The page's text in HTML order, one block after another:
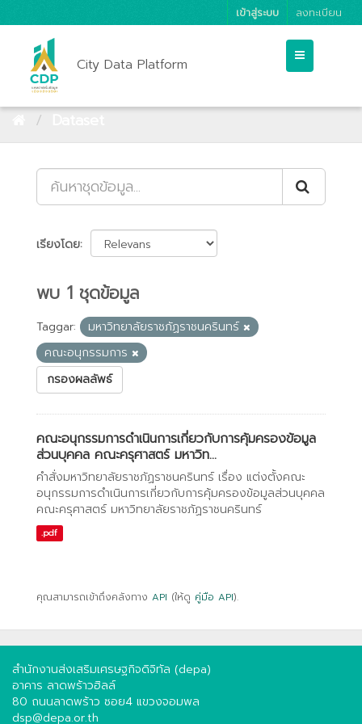
เข้าสู่ระบบ ลงทะเบียน
City Data Platform
เรียงโดย
พบ 1 ชุดข้อมูล
Taggar:
มหาวิทยาลัยราชภัฏราชนครินทร์
คณะอนุกรรมการ
กรองผลลัพธ์
คณะอนุกรรมการดำเนินการเกี่ยวกับการคุ้มครองข้อมูล
ส่วนบุคคล คณะครุศาสตร์ มหาวิท...
คำสั่งมหาวิทยาลัยราชภัฏราชนครินทร์ เรื่อง แต่งตั้งคณะ
อนุกรรมการดำเนินการเกี่ยวกับการคุ้มครองข้อมูลส่วนบุคคล
คณะครุศาสตร์ มหาวิทยาลัยราชภัฏราชนครินทร์
.pdf
คุณสามารถเข้าถึงคลังทาง API (ให้ดู คู่มือ API).
สำนักงานส่งเสริมเศรษฐกิจดิจิทัล (depa)
อาคาร ลาดพร้าวฮิลล์
80 ถนนลาดพร้าว ซอย4 แขวงจอมพล
dsp@depa.or.th